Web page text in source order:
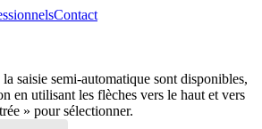
Contact
saisie semi-automatique sont disponibles,
en utilisant les flèches vers le haut et vers
» pour sélectionner.